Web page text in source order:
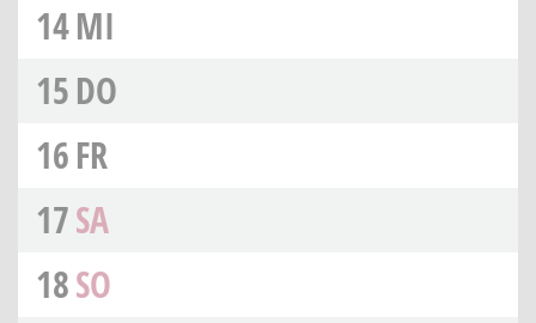
14MI
15DO
16FR
17SA
18SO